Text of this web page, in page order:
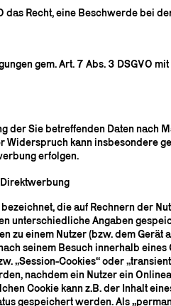
das Recht, eine Beschwerde bei
gem. Art. 7 Abs. 3 DSGVO
der Sie betreffenden Daten nach
Widerspruch kann insbesondere
erfolgen.
die auf Rechnern der
unterschiedliche Angaben
zu einem Nutzer (bzw. dem Gerät
seinem Besuch innerhalb eines
„Session-Cookies“ oder
nachdem ein Nutzer ein
Cookie kann z.B. der Inhalt
gespeichert werden. Als